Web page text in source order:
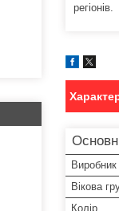
регіонів.
Виробник
Вікова
Колір